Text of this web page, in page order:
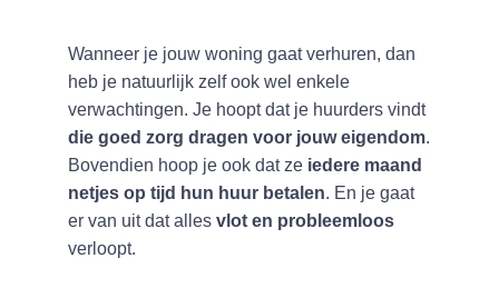
Wanneer je jouw woning gaat verhuren, dan
heb je natuurlijk zelf ook wel enkele
verwachtingen. Je hoopt dat je huurders vindt
die goed zorg dragen voor jouw eigendom.
Bovendien hoop je ook dat ze iedere maand
netjes op tijd hun huur betalen. En je gaat
er van uit dat alles vlot en probleemloos
verloopt.